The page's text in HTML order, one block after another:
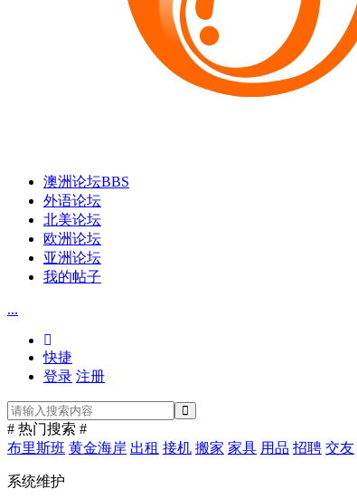
澳洲论坛BBS
外语论坛
北美论坛
欧洲论坛
亚洲论坛
我的帖子
...
快捷
登录 注册
# 热门搜索 #
布里斯班 黄金海岸 出租 接机 搬家 家具 用品 招聘 交友
系统维护